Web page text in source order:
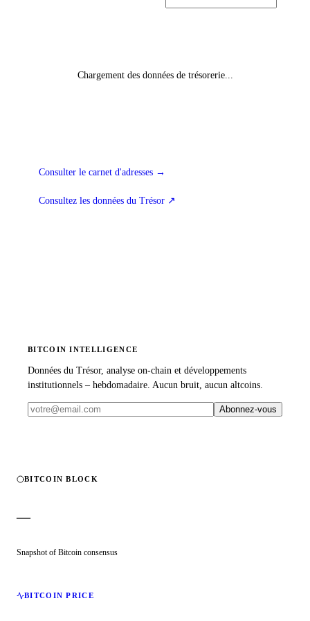
Chargement des données de trésorerie...
Consulter le carnet d'adresses →
Consultez les données du Trésor ↗
BITCOIN INTELLIGENCE
Données du Trésor, analyse on-chain et développements
institutionnels – hebdomadaire. Aucun bruit, aucun altcoins.
Abonnez-vous
BITCOIN BLOCK
—
Snapshot of Bitcoin consensus
BITCOIN PRICE